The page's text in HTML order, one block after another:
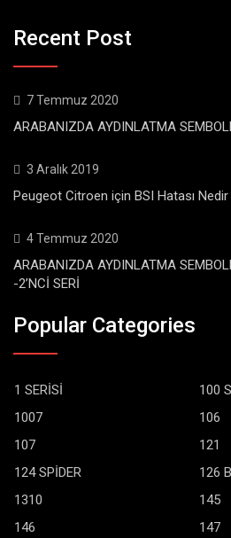
Recent Post
7 Temmuz 2020
ARABANIZDA AYDINLATMA
3 Aralık 2019
Peugeot Citroen için BSI Hatası Nedir
4 Temmuz 2020
ARABANIZDA AYDINLATMA
-2’NCİ SERİ
Popular Categories
1 SERİSİ
100
1007
106
107
121
124 SPİDER
126
1310
145
146
147